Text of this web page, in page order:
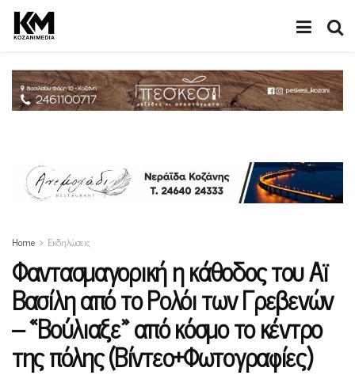
Home Εκδηλώσεις
Φαντασμαγορική η κάθοδος του Αϊ
Βασίλη από το Ρολόι των Γρεβενών
– «Βούλιαξε» από κόσμο το κέντρο
της πόλης (Βίντεο+Φωτογραφίες)